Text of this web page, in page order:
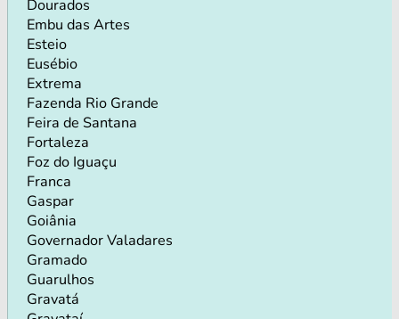
Dourados
Embu das Artes
Esteio
Eusébio
Extrema
Fazenda Rio Grande
Feira de Santana
Fortaleza
Foz do Iguaçu
Franca
Gaspar
Goiânia
Governador Valadares
Gramado
Guarulhos
Gravatá